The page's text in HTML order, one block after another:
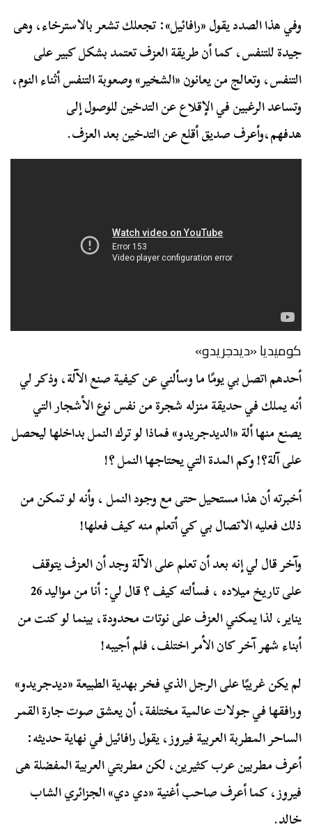
وفي هذا الصدد يقول «رافائيل»: تجعلك تشعر بالاسترخاء، وهى
جيدة للتنفس، كما أن طريقة العزف تعتمد بشكل كبير على
التنفس، وتعالج من يعانون «الشخير» وصعوبة التنفس أثناء النوم،
وتساعد الرغبين في الإقلاع عن التدخين للوصول إلى
هدفهم،وأعرف صديق أقلع عن التدخين بعد العزف.
كوميديا «ديدجريدو»
أحدهم اتصل بي يومًا ما وسألني عن كيفية صنع الآلة، وذكر لي
أنه يملك في حديقة منزله شجرة من نفس نوع الأشجار التي
يصنع منها ألة «الديدجريدو» فماذا لو ترك النمل بداخلها ليحصل
على آلة؟! وكم المدة التي يحتاجها النمل ؟!
أخبرته أن هذا مستحيل حتى مع وجود النمل ، وأنه لو تمكن من
ذلك فعليه الاتصال بي كي أتعلم منه كيف فعلها!
وآخر قال لي إنه بعد أن تعلم على الآلة وجد أن العزف يتوقف
على تاريخ ميلاده ، فسألته كيف ؟ قال لي: أنا من مواليد 26
يناير، لذا يمكني العزف على نوتات محدودة، بينما لو كنت من
أبناء شهر آخر كان الأمر اختلف، فلم أجيبه!
لم يكن غريبًا على الرجل الذي فخر بهدية الطبيعة «ديدجريدو»
ورافقها في جولات عالمية مختلفة، أن يعشق صوت جارة القمر
الساحر المطربة العربية فيروز، يقول رافائيل في نهاية حديثه:
أعرف مطربين عرب كثيرين، لكن مطربتي العربية المفضلة هى
فيروز، كما أعرف صاحب أغنية «دي دي» الجزائري الشاب
خالد.